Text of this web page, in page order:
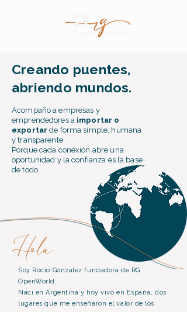
Creando puentes,
abriendo mundos.
Acompaño a empresas y
emprendedores a importar o
exportar de forma simple, humana
y transparente.
Porque cada conexión abre una
oportunidad y la confianza es la base
de todo.
Hola
Soy Rocío Gonzalez fundadora de RG
OpenWorld.
Nací en Argentina y hoy vivo en España, dos
lugares que me enseñaron el valor de los